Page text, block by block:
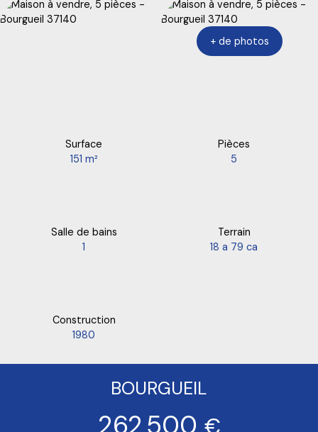
+ de photos
Surface
151 m²
Pièces
5
Salle de bains
1
Terrain
18 a 79 ca
Construction
1980
BOURGUEIL
262 500